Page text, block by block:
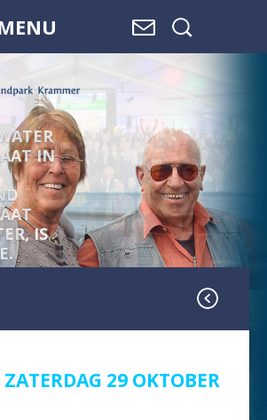
IN
IS
29 OKTOBER